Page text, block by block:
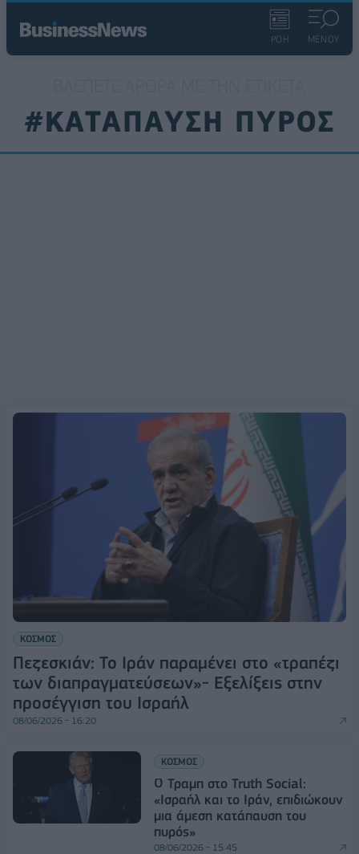
ΡΟΗ ΜΕΝΟΥ
#ΚΑΤΑΠΑΥΣΗ ΠΥΡΟΣ
ΚΟΣΜΟΣ
Πεζεσκιάν: Το Ιράν παραμένει στο «τραπέζι
των διαπραγματεύσεων»- Εξελίξεις στην
προσέγγιση του Ισραήλ
08/06/2026 - 16:20
ΚΟΣΜΟΣ
Ο Τραμπ στο Truth Social:
«Ισραήλ και το Ιράν, επιδιώκουν
μια άμεση κατάπαυση του
πυρός»
08/06/2026 - 15:45